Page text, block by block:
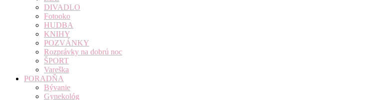
DIVADLO
Fotooko
HUDBA
KNIHY
POZVÁNKY
Rozprávky na dobrú noc
ŠPORT
Vareška
PORADŇA
Bývanie
Gynekológ